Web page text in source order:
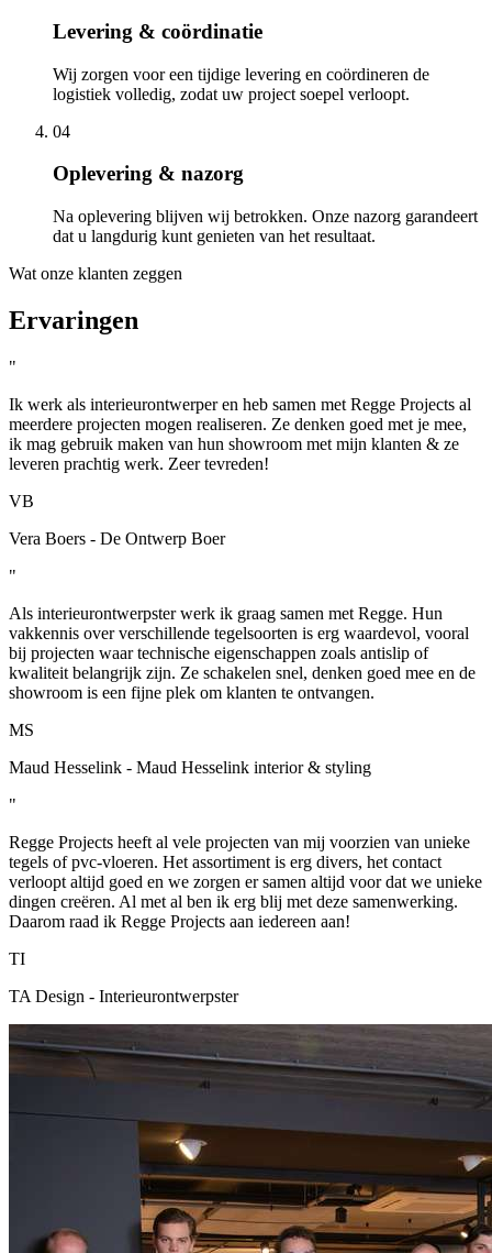
Levering & coördinatie
Wij zorgen voor een tijdige levering en coördineren de
logistiek volledig, zodat uw project soepel verloopt.
04
Oplevering & nazorg
Na oplevering blijven wij betrokken. Onze nazorg garandeert
dat u langdurig kunt genieten van het resultaat.
Wat onze klanten zeggen
Ervaringen
"
Ik werk als interieurontwerper en heb samen met Regge Projects al
meerdere projecten mogen realiseren. Ze denken goed met je mee,
ik mag gebruik maken van hun showroom met mijn klanten & ze
leveren prachtig werk. Zeer tevreden!
VB
Vera Boers - De Ontwerp Boer
"
Als interieurontwerpster werk ik graag samen met Regge. Hun
vakkennis over verschillende tegelsoorten is erg waardevol, vooral
bij projecten waar technische eigenschappen zoals antislip of
kwaliteit belangrijk zijn. Ze schakelen snel, denken goed mee en de
showroom is een fijne plek om klanten te ontvangen.
MS
Maud Hesselink - Maud Hesselink interior & styling
"
Regge Projects heeft al vele projecten van mij voorzien van unieke
tegels of pvc-vloeren. Het assortiment is erg divers, het contact
verloopt altijd goed en we zorgen er samen altijd voor dat we unieke
dingen creëren. Al met al ben ik erg blij met deze samenwerking.
Daarom raad ik Regge Projects aan iedereen aan!
TI
TA Design - Interieurontwerpster